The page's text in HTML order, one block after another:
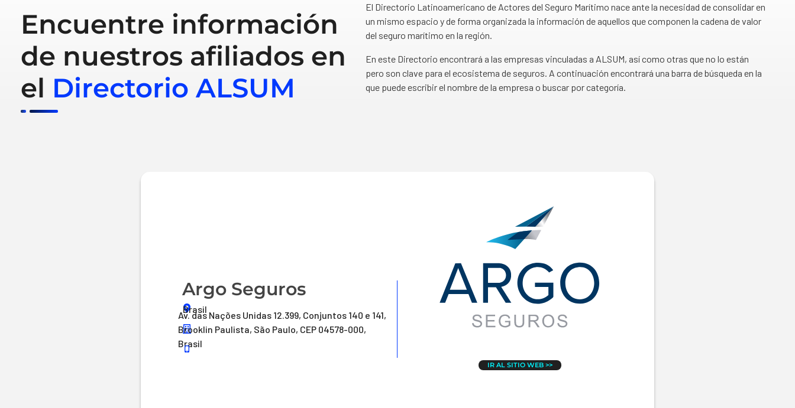
Encuentre información
de nuestros afiliados en
el Directorio ALSUM
El Directorio Latinoamericano de Actores del Seguro Marítimo nace ante la necesidad de consolidar en
un mismo espacio y de forma organizada la información de aquellos que componen la cadena de valor
del seguro marítimo en la región.
En este Directorio encontrará a las empresas vinculadas a ALSUM, así como otras que no lo están
pero son clave para el ecosistema de seguros. A continuación encontrará una barra de búsqueda en la
que puede escribir el nombre de la empresa o buscar por categoría.
Argo Seguros
Brasil
Av. das Nações Unidas 12.399, Conjuntos 140 e 141,
Brooklin Paulista, São Paulo, CEP 04578-000,
Brasil
IR AL SITIO WEB >>